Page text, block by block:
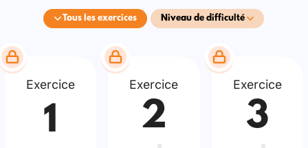
Tous les exercices Niveau de difficulté
Exercice
1
Exercice
2
Exercice
3